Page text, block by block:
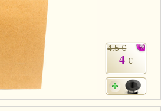
4.5 €
4 €